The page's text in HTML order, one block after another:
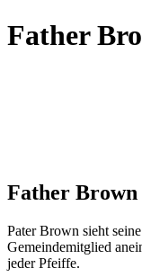
Father
Father Brown
Pater Brown sieht
Gemeindemitglied
jeder Pfeiffe.